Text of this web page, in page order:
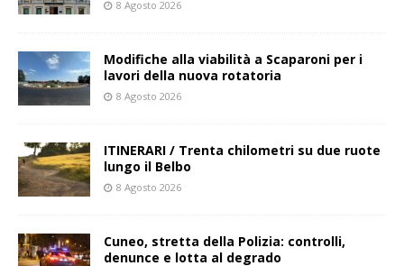
8 Agosto 2026
Modifiche alla viabilità a Scaparoni per i
lavori della nuova rotatoria
8 Agosto 2026
ITINERARI / Trenta chilometri su due ruote
lungo il Belbo
8 Agosto 2026
Cuneo, stretta della Polizia: controlli,
denunce e lotta al degrado